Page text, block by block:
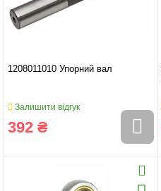
1208011010 Упорний вал
Залишити відгук
392 ₴